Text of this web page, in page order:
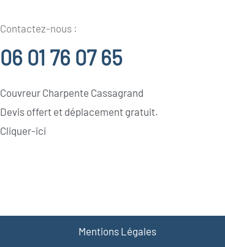
Contactez-nous :
06 01 76 07 65
Couvreur Charpente Cassagrand
Devis offert et déplacement gratuit.
Cliquer-ici
Mentions Légales